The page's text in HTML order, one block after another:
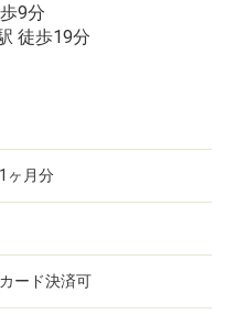
9分
徒歩19分
ヶ月分
ード決済可